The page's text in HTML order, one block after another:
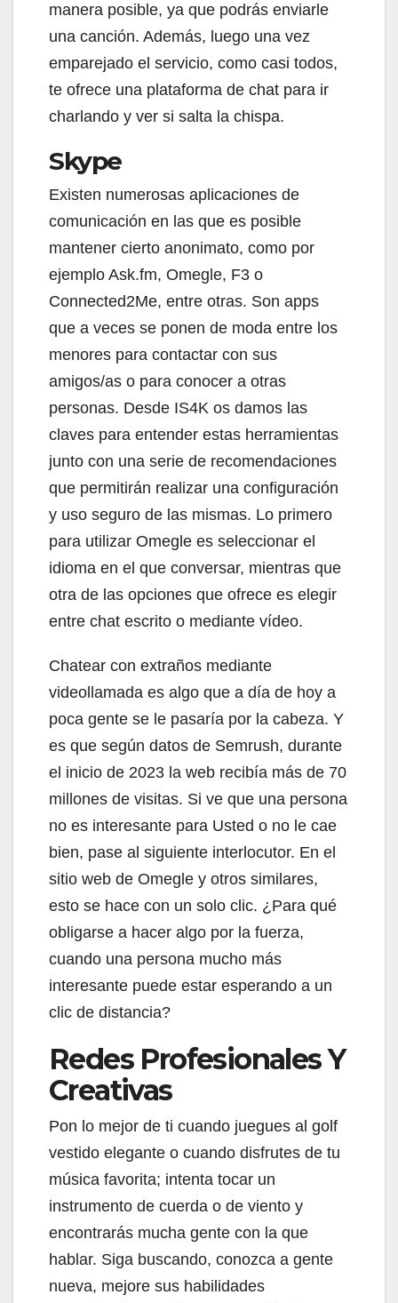
manera posible, ya que podrás enviarle
una canción. Además, luego una vez
emparejado el servicio, como casi todos,
te ofrece una plataforma de chat para ir
charlando y ver si salta la chispa.
Skype
Existen numerosas aplicaciones de
comunicación en las que es posible
mantener cierto anonimato, como por
ejemplo Ask.fm, Omegle, F3 o
Connected2Me, entre otras. Son apps
que a veces se ponen de moda entre los
menores para contactar con sus
amigos/as o para conocer a otras
personas. Desde IS4K os damos las
claves para entender estas herramientas
junto con una serie de recomendaciones
que permitirán realizar una configuración
y uso seguro de las mismas. Lo primero
para utilizar Omegle es seleccionar el
idioma en el que conversar, mientras que
otra de las opciones que ofrece es elegir
entre chat escrito o mediante vídeo.
Chatear con extraños mediante
videollamada es algo que a día de hoy a
poca gente se le pasaría por la cabeza. Y
es que según datos de Semrush, durante
el inicio de 2023 la web recibía más de 70
millones de visitas. Si ve que una persona
no es interesante para Usted o no le cae
bien, pase al siguiente interlocutor. En el
sitio web de Omegle y otros similares,
esto se hace con un solo clic. ¿Para qué
obligarse a hacer algo por la fuerza,
cuando una persona mucho más
interesante puede estar esperando a un
clic de distancia?
Redes Profesionales Y
Creativas
Pon lo mejor de ti cuando juegues al golf
vestido elegante o cuando disfrutes de tu
música favorita; intenta tocar un
instrumento de cuerda o de viento y
encontrarás mucha gente con la que
hablar. Siga buscando, conozca a gente
nueva, mejore sus habilidades